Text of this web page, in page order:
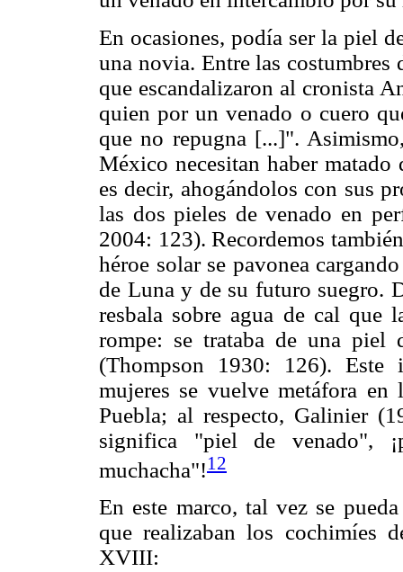
En ocasiones, podía ser la piel
una novia. Entre las
que escandalizaron al cronista
quien por un venado o cuero
que no repugna [...]".
México necesitan haber
es decir, ahogándolos con sus
las dos pieles de venado en
2004: 123). Recordemos
héroe solar se pavonea
de Luna y de su futuro suegro.
resbala sobre agua de cal que
rompe: se trataba de una piel
(Thompson 1930: 126).
mujeres se vuelve metáfora
Puebla; al respecto, Galinier
significa "piel de venado",
muchacha"!12
En este marco, tal vez se
que realizaban los cochimíes
XVIII: